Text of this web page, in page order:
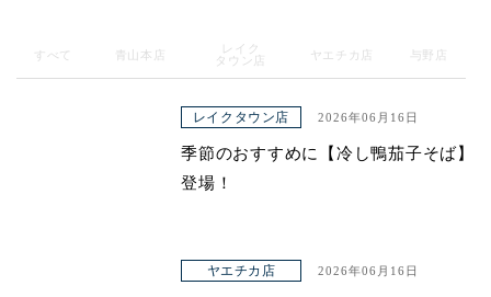
レイクタウン店
ヤエチカ店
与野店
店舗一覧
すべて 青山本店
レイク
タウン店
ヤエチカ店 与野店
レイクタウン店 2026年06月16日
季節のおすすめに【冷し鴨茄子そば】
登場！
ヤエチカ店 2026年06月16日